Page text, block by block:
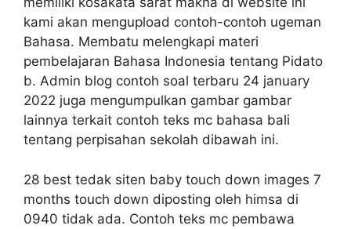
kami akan mengupload contoh-contoh ugeman
Bahasa. Membatu melengkapi materi
pembelajaran Bahasa Indonesia tentang Pidato
b. Admin blog contoh soal terbaru 24 january
2022 juga mengumpulkan gambar gambar
lainnya terkait contoh teks mc bahasa bali
tentang perpisahan sekolah dibawah ini.
28 best tedak siten baby touch down images 7
months touch down diposting oleh himsa di
0940 tidak ada. Contoh teks mc pembawa